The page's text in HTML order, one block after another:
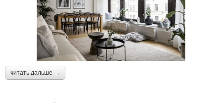
читать дальше →